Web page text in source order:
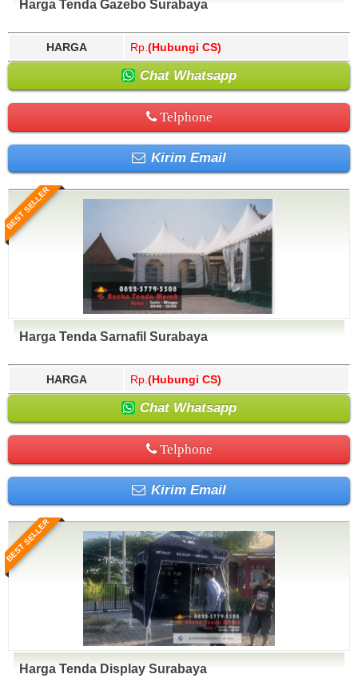
Harga Tenda Gazebo Surabaya
HARGA Rp. (Hubungi CS)
Chat Whatsapp
Telphone
Kirim Email
BEST SELLER
Harga Tenda Sarnafil Surabaya
HARGA Rp. (Hubungi CS)
Chat Whatsapp
Telphone
Kirim Email
BEST SELLER
Harga Tenda Display Surabaya